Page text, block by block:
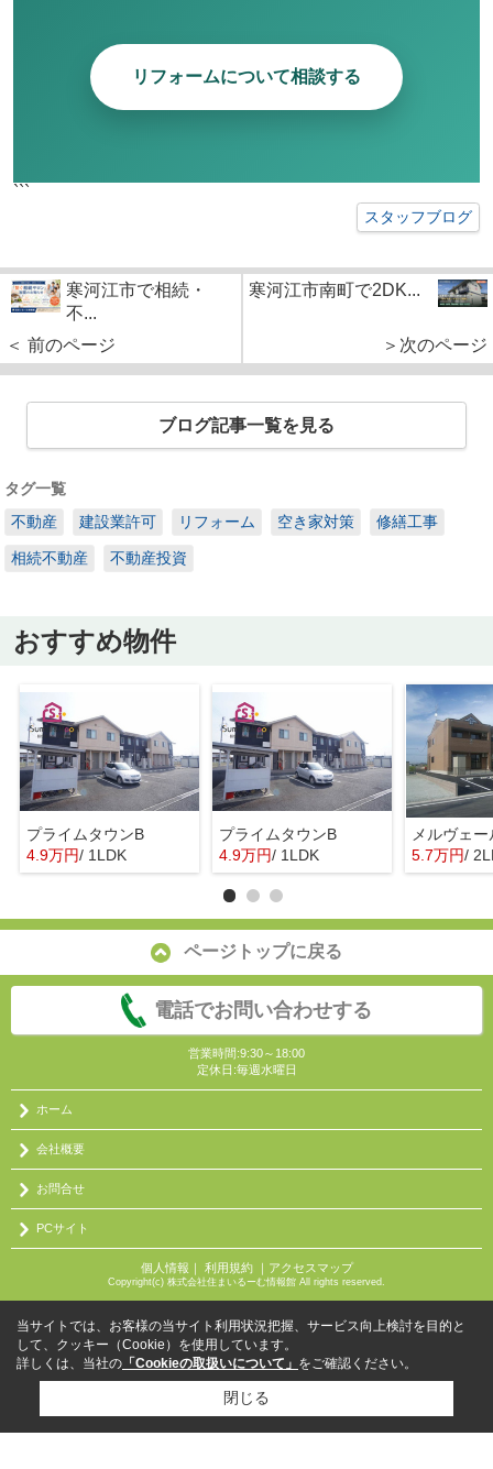
リフォームについて相談する
```
スタッフブログ
寒河江市で相続・
不...
＜ 前のページ
寒河江市南町で2DK...
＞次のページ
ブログ記事一覧を見る
タグ一覧
不動産
建設業許可 リフォーム 空き家対策 修繕工事
相続不動産 不動産投資
おすすめ物件
プライムタウンB
4.9万円/ 1LDK
プライムタウンB
4.9万円/ 1LDK
メルヴェ
5.7万円/
ページトップに戻る
電話でお問い合わせする
営業時間:9:30～18:00
定休日:毎週水曜日
ホーム
会社概要
お問合せ
PCサイト
個人情報 ｜ 利用規約｜ アクセスマップ
Copyright(c) 株式会社住まいるーむ情報館 All rights reserved.
当サイトでは、お客様の当サイト利用状況把握、サービス向上検討を目的と
して、クッキー（Cookie）を使用しています。
詳しくは、当社の 「Cookieの取扱いについて」 をご確認ください。
閉じる